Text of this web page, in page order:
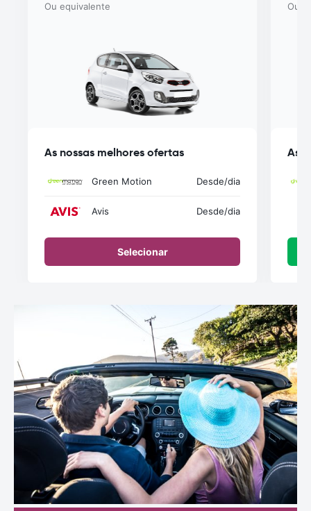
Ou equivalente
As nossas melhores ofertas
Green Motion Desde/dia
Avis Desde/dia
Selecionar
Ou
As